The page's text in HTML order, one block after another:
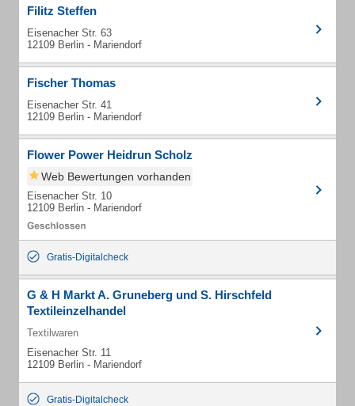
Filitz Steffen
Eisenacher Str. 63
12109 Berlin - Mariendorf
Fischer Thomas
Eisenacher Str. 41
12109 Berlin - Mariendorf
Flower Power Heidrun Scholz
Web Bewertungen vorhanden
Eisenacher Str. 10
12109 Berlin - Mariendorf
Gratis-Digitalcheck
G & H Markt A. Gruneberg und S. Hirschfeld
Textileinzelhandel
Textilwaren
Eisenacher Str. 11
12109 Berlin - Mariendorf
Gratis-Digitalcheck